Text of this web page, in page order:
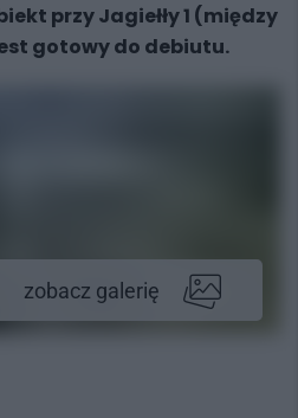
przy Jagiełły 1 (między
gotowy do debiutu.
zobacz galerię